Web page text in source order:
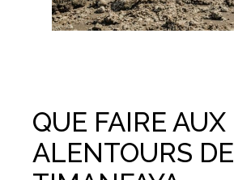
QUE FAIRE AUX
ALENTOURS DE